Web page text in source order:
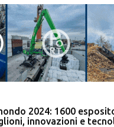
2024: 1600
innovazioni e